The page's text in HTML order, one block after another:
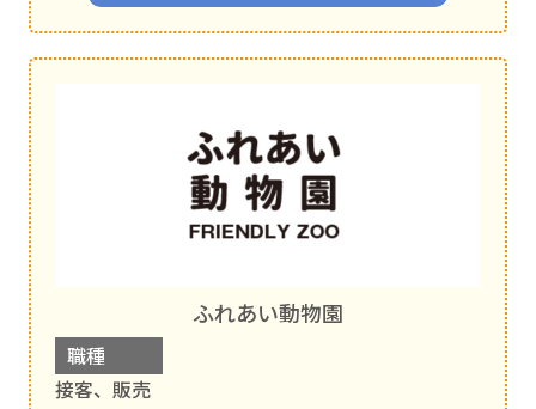
ふれあい動物園
職種
接客、販売